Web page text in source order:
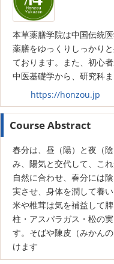
本草薬膳学院は中国伝統
薬膳をゆっくりしっかり
ております。また、初心
中医基礎学から、研究科
https://honzou.jp
Course Abstract
春分は、昼（陽）と夜（
み、陽気と交代して、こ
自然に合わせ、春分には
実させ、身体を潤して養い
米や椎茸は気を補益して
柱・アスパラガス・松の
す。そばや陳皮（みかん
けます